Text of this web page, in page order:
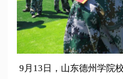
9月13日，山东德州学院